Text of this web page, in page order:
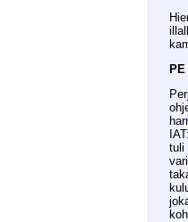
PE